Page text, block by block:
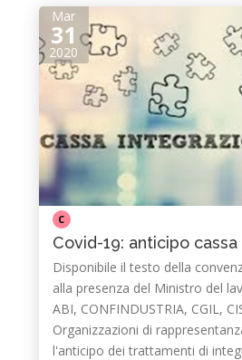
Mar
31
2020
C
Covid-19: anticipo
Disponibile il testo della
alla presenza del Ministro del
ABI, CONFINDUSTRIA, CGIL,
Organizzazioni di
l'anticipo dei trattamenti di